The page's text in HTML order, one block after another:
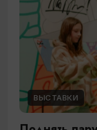
ВЫСТАВКИ